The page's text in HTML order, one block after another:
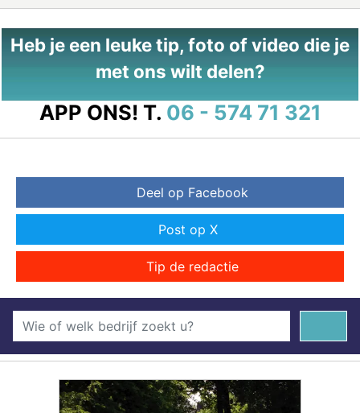
Heb je een leuke tip, foto of video die je
met ons wilt delen?
APP ONS! T. 06 - 574 71 321
Deel op Facebook
Post op X
Tip de redactie